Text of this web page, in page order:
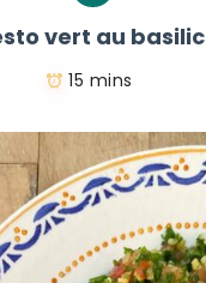
vert au basilic
15 mins